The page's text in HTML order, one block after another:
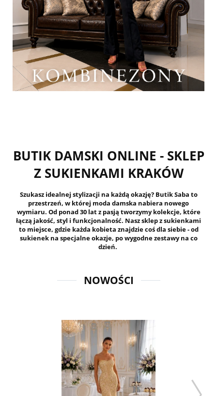
BUTIK DAMSKI ONLINE - SKLEP
Z SUKIENKAMI KRAKÓW
Szukasz idealnej stylizacji na każdą okazję? Butik Saba to
przestrzeń, w której moda damska nabiera nowego
wymiaru. Od ponad 30 lat z pasją tworzymy kolekcje, które
łączą jakość, styl i funkcjonalność. Nasz sklep z sukienkami
to miejsce, gdzie każda kobieta znajdzie coś dla siebie - od
sukienek na specjalne okazje, po wygodne zestawy na co
dzień.
NOWOŚCI